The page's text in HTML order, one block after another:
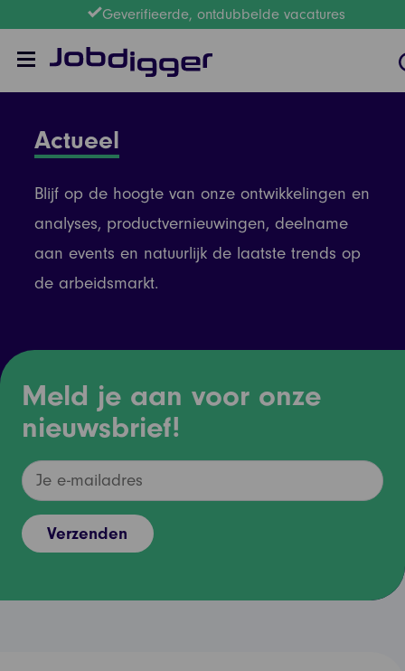
Geverifieerde, ontdubbelde vacatures
Actueel
Blijf op de hoogte van onze ontwikkelingen en
analyses, productvernieuwingen, deelname
aan events en natuurlijk de laatste trends op
de arbeidsmarkt.
Meld je aan voor onze
nieuwsbrief!